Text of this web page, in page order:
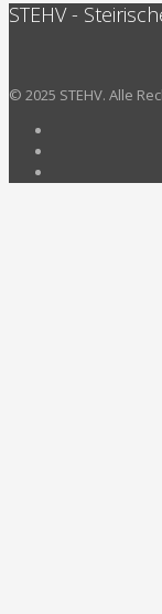
STEHV -
© 2025 STEHV. Alle